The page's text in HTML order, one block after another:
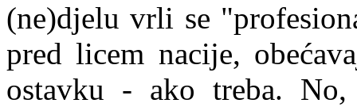
(ne)djelu vrli se
pred licem nacije,
ostavku - ako treba.